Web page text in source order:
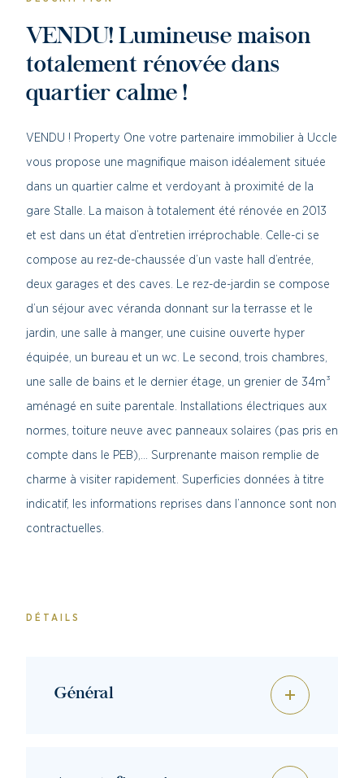
VENDU! Lumineuse maison
totalement rénovée dans
quartier calme !
VENDU ! Property One votre partenaire immobilier à Uccle
vous propose une magnifique maison idéalement située
dans un quartier calme et verdoyant à proximité de la
gare Stalle. La maison à totalement été rénovée en 2013
et est dans un état d’entretien irréprochable. Celle-ci se
compose au rez-de-chaussée d’un vaste hall d’entrée,
deux garages et des caves. Le rez-de-jardin se compose
d’un séjour avec véranda donnant sur la terrasse et le
jardin, une salle à manger, une cuisine ouverte hyper
équipée, un bureau et un wc. Le second, trois chambres,
une salle de bains et le dernier étage, un grenier de 34m³
aménagé en suite parentale. Installations électriques aux
normes, toiture neuve avec panneaux solaires (pas pris en
compte dans le PEB),… Surprenante maison remplie de
charme à visiter rapidement. Superficies données à titre
indicatif, les informations reprises dans l’annonce sont non
contractuelles.
DÉTAILS
Général